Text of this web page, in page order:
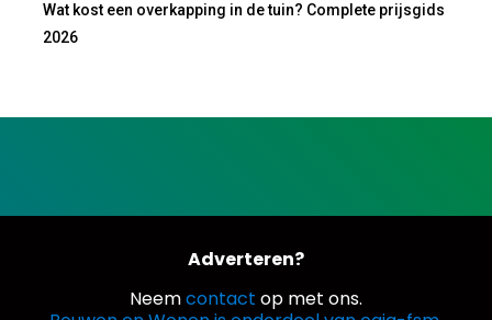
Wat kost een overkapping in de tuin? Complete prijsgids
2026
Adverteren?
Neemcontact op met ons.